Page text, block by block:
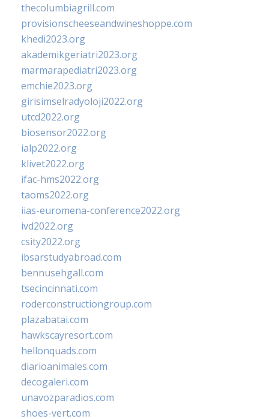
thecolumbiagrill.com
provisionscheeseandwineshoppe.com
khedi2023.org
akademikgeriatri2023.org
marmarapediatri2023.org
emchie2023.org
girisimselradyoloji2022.org
utcd2022.org
biosensor2022.org
ialp2022.org
klivet2022.org
ifac-hms2022.org
taoms2022.org
iias-euromena-conference2022.org
ivd2022.org
csity2022.org
ibsarstudyabroad.com
bennusehgall.com
tsecincinnati.com
roderconstructiongroup.com
plazabatai.com
hawkscayresort.com
hellonquads.com
diarioanimales.com
decogaleri.com
unavozparadios.com
shoes-vert.com